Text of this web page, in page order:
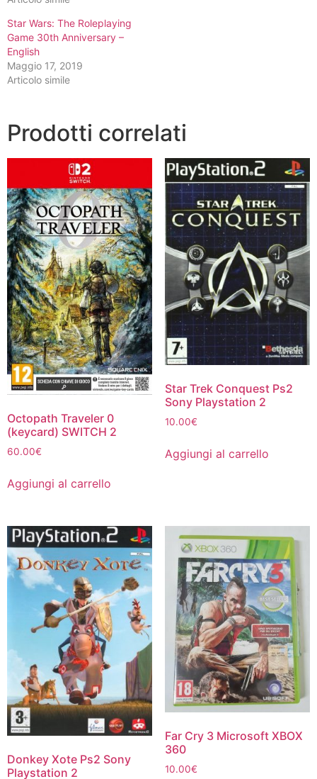
Star Wars: The Roleplaying
Game 30th Anniversary –
English
Maggio 17, 2019
Articolo simile
Prodotti correlati
Octopath Traveler 0
(keycard) SWITCH 2
60.00€
Aggiungi al carrello
Star Trek Conquest Ps2
Sony Playstation 2
10.00€
Aggiungi al carrello
Donkey Xote Ps2 Sony
Playstation 2
Far Cry 3 Microsoft XBOX
360
10.00€